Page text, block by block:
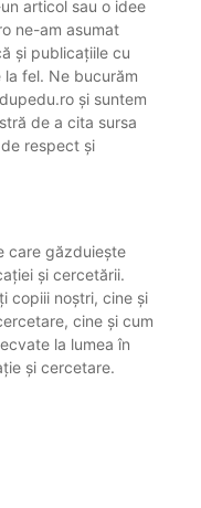
articol sau o idee
ne-am asumat
și publicațiile cu
fel. Ne bucurăm
și suntem
de a cita sursa
respect și
care găzduiește
și cercetării.
copiii noștri, cine și
cine și cum
la lumea în
și cercetare.